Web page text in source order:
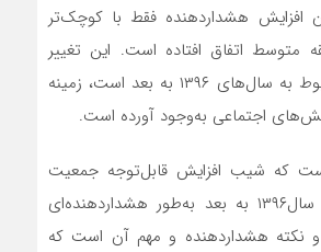
افزایش هشداردهنده فقط با کوچک‌تر
اتفاق افتاده است. این تغییر
بزرگ که عمدتا مربوط به سال‌های ۱۳۹۶ به بعد است، زمینه
اجتماعی به‌وجود آورده است.
است که شیب افزایش قابل‌‌‌‌‌‌توجه جمعیت
کم‌‌‌‌‌‌درآمد جامعه از سال‌۱۳۹۶ به بعد به‌‌‌‌‌‌طور هشداردهنده‌‌‌‌‌‌ای
و نکته هشداردهنده و مهم آن است که